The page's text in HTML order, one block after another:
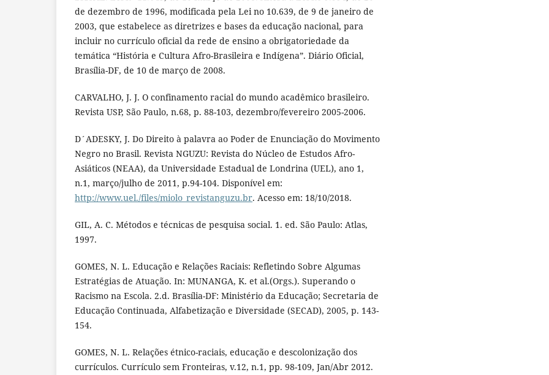
de dezembro de 1996, modificada pela Lei no 10.639, de 9 de janeiro de
2003, que estabelece as diretrizes e bases da educação nacional, para
incluir no currículo oficial da rede de ensino a obrigatoriedade da
temática “História e Cultura Afro-Brasileira e Indígena”. Diário Oficial,
Brasília-DF, de 10 de março de 2008.
CARVALHO, J. J. O confinamento racial do mundo acadêmico brasileiro.
Revista USP, São Paulo, n.68, p. 88-103, dezembro/fevereiro 2005-2006.
D´ADESKY, J. Do Direito à palavra ao Poder de Enunciação do Movimento
Negro no Brasil. Revista NGUZU: Revista do Núcleo de Estudos Afro-
Asiáticos (NEAA), da Universidade Estadual de Londrina (UEL), ano 1,
n.1, março/julho de 2011, p.94-104. Disponível em:
http://www.uel./files/miolo_revistanguzu.br. Acesso em: 18/10/2018.
GIL, A. C. Métodos e técnicas de pesquisa social. 1. ed. São Paulo: Atlas,
1997.
GOMES, N. L. Educação e Relações Raciais: Refletindo Sobre Algumas
Estratégias de Atuação. In: MUNANGA, K. et al.(Orgs.). Superando o
Racismo na Escola. 2.d. Brasília-DF: Ministério da Educação; Secretaria de
Educação Continuada, Alfabetização e Diversidade (SECAD), 2005, p. 143-
154.
GOMES, N. L. Relações étnico-raciais, educação e descolonização dos
currículos. Currículo sem Fronteiras, v.12, n.1, pp. 98-109, Jan/Abr 2012.